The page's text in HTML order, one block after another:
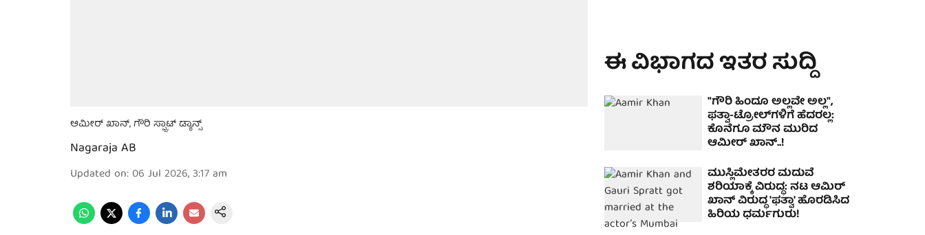
ಆಮೀರ್ ಖಾನ್, ಗೌರಿ ಸ್ಪ್ರಾಟ್ ಡ್ಯಾನ್ಸ್
Nagaraja AB
Updated on: 06 Jul 2026, 3:17 am
ಈ ವಿಭಾಗದ ಇತರ ಸುದ್ದಿ
"ಗೌರಿ ಹಿಂದೂ ಅಲ್ಲವೇ ಅಲ್ಲ",
ಫತ್ವಾ-ಟ್ರೋಲ್‌ಗಳಿಗೆ ಹೆದರಲ್ಲ:
ಕೊನೆಗೂ ಮೌನ ಮುರಿದ
ಆಮೀರ್ ಖಾನ್..!
ಮುಸ್ಲಿಮೇತರರ ಮದುವೆ
ಶರಿಯಾಕ್ಕೆ ವಿರುದ್ಧ: ನಟ ಆಮಿರ್
ಖಾನ್ ವಿರುದ್ಧ 'ಫತ್ವಾ' ಹೊರಡಿಸಿದ
ಹಿರಿಯ ಧರ್ಮಗುರು!